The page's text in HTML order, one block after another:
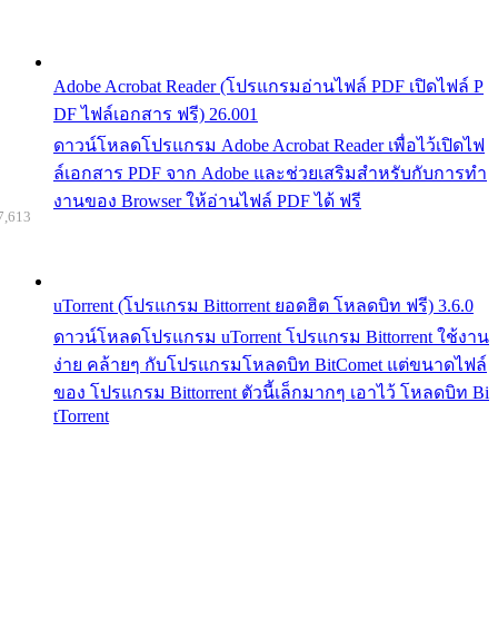
Adobe Acrobat Reader (โปรแกรมอ่านไฟล์ PDF เปิดไฟล์ P
DF ไฟล์เอกสาร ฟรี) 26.001
ดาวน์โหลดโปรแกรม Adobe Acrobat Reader เพื่อไว้เปิดไฟ
ล์เอกสาร PDF จาก Adobe และช่วยเสริมสำหรับกับการทำ
งานของ Browser ให้อ่านไฟล์ PDF ได้ ฟรี
uTorrent (โปรแกรม Bittorrent ยอดฮิต โหลดบิท ฟรี) 3.6.0
ดาวน์โหลดโปรแกรม uTorrent โปรแกรม Bittorrent ใช้งาน
ง่าย คล้ายๆ กับโปรแกรมโหลดบิท BitComet แต่ขนาดไฟล์
ของ โปรแกรม Bittorrent ตัวนี้เล็กมากๆ เอาไว้ โหลดบิท Bi
tTorrent